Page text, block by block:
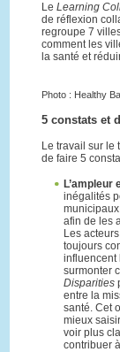
Le Learning
de réflexion
regroupe 7
comment les
la santé et
Photo : Healthy
5 constats et
Le travail sur le
de faire 5
L’ampleur
inégalités
afin de les
Les
toujours
influencent
surmonter
Disparities
entre la
santé. Cet
mieux
voir plus
contribuer